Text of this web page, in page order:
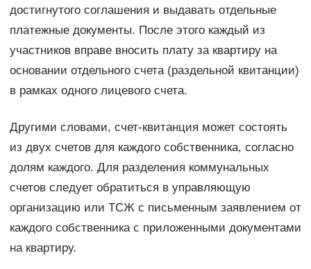
достигнутого соглашения и выдавать отдельные
платежные документы. После этого каждый из
участников вправе вносить плату за квартиру на
основании отдельного счета (раздельной квитанции)
в рамках одного лицевого счета.
Другими словами, счет-квитанция может состоять
из двух счетов для каждого собственника, согласно
долям каждого. Для разделения коммунальных
счетов следует обратиться в управляющую
организацию или ТСЖ с письменным заявлением от
каждого собственника с приложенными документами
на квартиру.